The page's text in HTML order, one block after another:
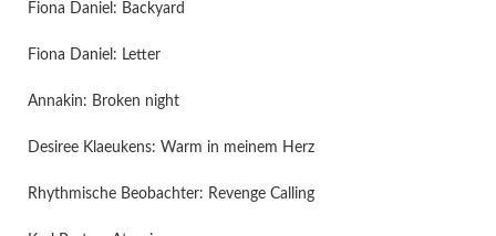
Fiona Daniel: Backyard
Fiona Daniel: Letter
Annakin: Broken night
Desiree Klaeukens: Warm in meinem Herz
Rhythmische Beobachter: Revenge Calling